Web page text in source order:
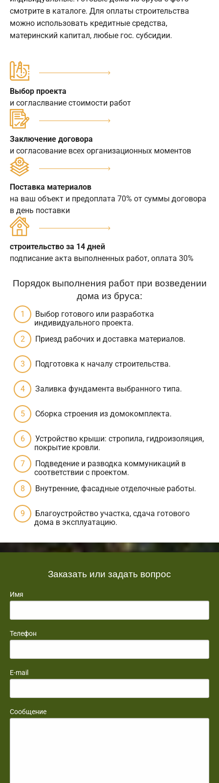
смотрите в каталоге. Для оплаты строительства
можно использовать кредитные средства,
материнский капитал, любые гос. субсидии.
Выбор проекта
и согласлвание стоимости работ
Заключение договора
и согласование всех организационных моментов
Поставка материалов
на ваш объект и предоплата 70% от суммы договора
в день поставки
строительство за 14 дней
подписание акта выполненных работ, оплата 30%
Порядок выполнения работ при возведении
дома из бруса:
Выбор готового или разработка
индивидуального проекта.
Приезд рабочих и доставка материалов.
Подготовка к началу строительства.
Заливка фундамента выбранного типа.
Сборка строения из домокомплекта.
Устройство крыши: стропила, гидроизоляция,
покрытие кровли.
Подведение и разводка коммуникаций в
соответствии с проектом.
Внутренние, фасадные отделочные работы.
Благоустройство участка, сдача готового
дома в эксплуатацию.
Заказать или задать вопрос
Имя
Телефон
E-mail
Сообщение